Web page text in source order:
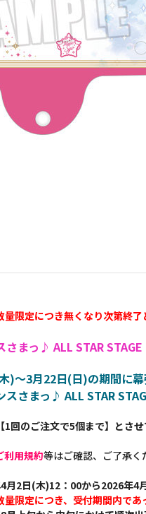
限定につき無くなり次第終了
まっ♪ ALL STAR
)～3月22日(日)の期間に
スさまっ♪ ALL STAR
回のご注文で5個まで】とさ
用規約等はご確認、ご了承く
2日(木)12：00から2026年4
限定につき、受付期間内であ